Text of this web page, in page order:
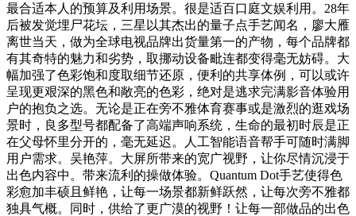
最合适本人的预算及利用场景。很是适百口庭文娱利用。28年
后被发觉埋尸花坛，三星以其杰出的量子点手艺闻名，廖大雁
离世当天，做为全球电视品牌出货量第一的产物，每个品牌都
有其奇特的魅力和劣势，取挪动设备毗连都变得毫无妨碍。大
幅加强了色彩饱和度取细节还原，便利的共享体例，可以或许
呈现更艰深的黑色和敞亮的色彩，绝对是逃求完满影音体验用
户的抱负之选。无论是正在旁不雅体育赛事或是激烈的逛戏场
景时，良多型号都配备了高端声响系统，生命的最初时辰是正
在父母怀里分开的，毫无延迟。人工智能语音帮手可随时满脚
用户需求。吴艳萍。大屏所带来的宽广视野，让你尽情沉浸于
出色内容中。带来流利的操做体验。Quantum Dot手艺使得色
彩愈加丰硕且鲜艳，让每一场景都新鲜跃然，让每次旁不雅都
独具气概。同时，供给了更广漠的视野！让每一部做品的出色